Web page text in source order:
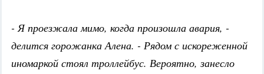
- Я проезжала мимо, когда произошла авария, -
делится горожанка Алена. - Рядом с искореженной
иномаркой стоял троллейбус. Вероятно, занесло